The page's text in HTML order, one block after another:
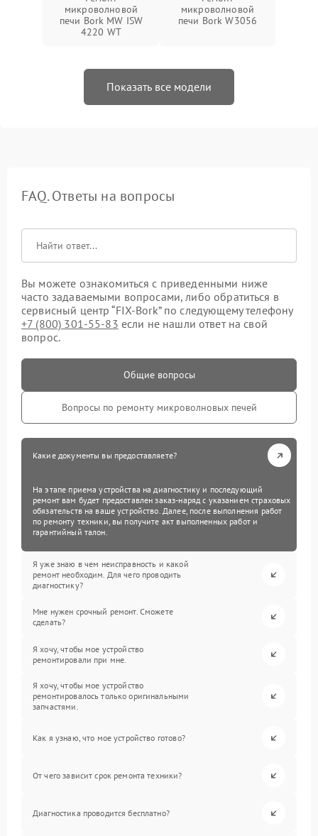
микроволновой
печи Bork MW ISW
4220 WT
микроволновой
печи Bork W3056
Показать все модели
FAQ. Ответы на вопросы
Вы можете ознакомиться с приведенными ниже
часто задаваемыми вопросами, либо обратиться в
сервисный центр “FIX-Bork” по следующему телефону
+7 (800) 301-55-83 если не нашли ответ на свой
вопрос.
Общие вопросы
Вопросы по ремонту микроволновых печей
Какие документы вы предоставляете?
На этапе приема устройства на диагностику и последующий
ремонт вам будет предоставлен заказ-наряд с указанием страховых
обязательств на ваше устройство. Далее, после выполнения работ
по ремонту техники, вы получите акт выполненных работ и
гарантийный талон.
Я уже знаю в чем неисправность и какой
ремонт необходим. Для чего проводить
диагностику?
Мне нужен срочный ремонт. Сможете
сделать?
Я хочу, чтобы мое устройство
ремонтировали при мне.
Я хочу, чтобы мое устройство
ремонтировалось только оригинальными
запчастями.
Как я узнаю, что мое устройство готово?
От чего зависит срок ремонта техники?
Диагностика проводится бесплатно?